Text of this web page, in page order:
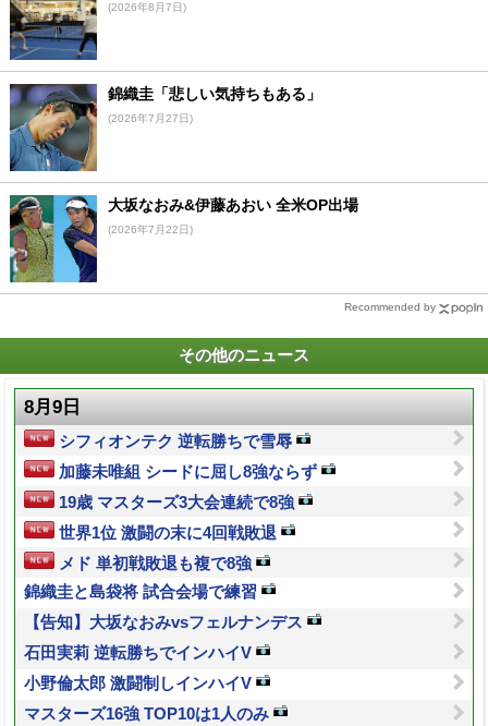
(2026年8月7日)
錦織圭「悲しい気持ちもある」
(2026年7月27日)
大坂なおみ&伊藤あおい 全米OP出場
(2026年7月22日)
Recommended by
その他のニュース
8月9日
シフィオンテク 逆転勝ちで雪辱
加藤未唯組 シードに屈し8強ならず
19歳 マスターズ3大会連続で8強
世界1位 激闘の末に4回戦敗退
メド 単初戦敗退も複で8強
錦織圭と島袋将 試合会場で練習
【告知】大坂なおみvsフェルナンデス
石田実莉 逆転勝ちでインハイV
小野倫太郎 激闘制しインハイV
マスターズ16強 TOP10は1人のみ